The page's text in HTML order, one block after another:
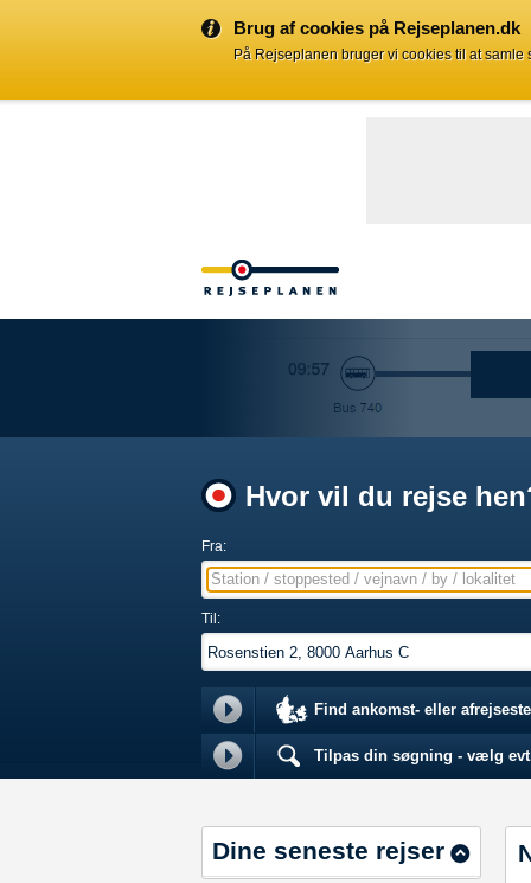
Brug af cookies på Rejseplanen.dk
På Rejseplanen bruger vi cookies til at
Hvor vil du rejse
Fra:
Station / stoppested / vejnavn / by / lokalitet
Til:
Find ankomst- eller
Tilpas din søgning - vælg
Dine seneste rejser